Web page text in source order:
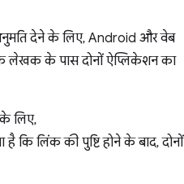
देने के लिए, Android और वेब
लेखक के पास दोनों ऐप्लिकेशन का
लिए,
लिंक की पुष्टि होने के बाद, दोनों